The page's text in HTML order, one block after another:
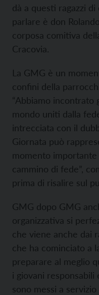
dà a questi ragazzi di
parlare è don
corposa comitiva
Cracovia.
La GMG è un
confini della
“Abbiamo incontrato
mondo uniti dalla
intrecciata con il
Giornata può
momento
cammino di fede”,
prima di risalire sul
GMG dopo GMG
organizzativa si
che viene anche dai
che ha cominciato a
preparare al meglio
i giovani responsabili
sono messi a